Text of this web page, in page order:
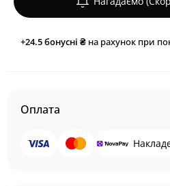
+24.5бонусні ₴ на рахунок при
Оплата